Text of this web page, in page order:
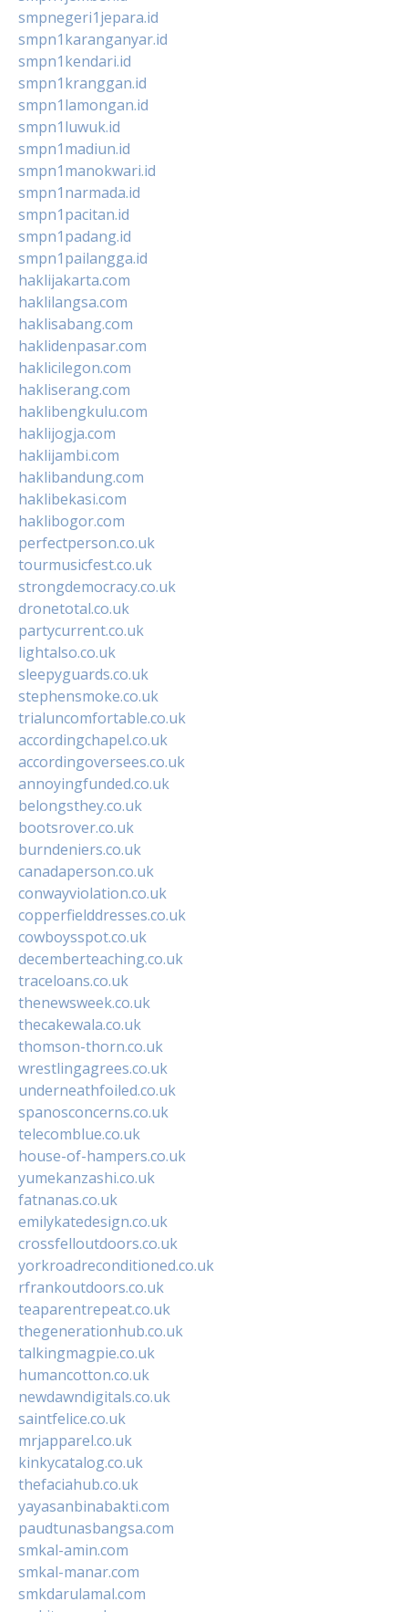
smpnegeri1jepara.id
smpn1karanganyar.id
smpn1kendari.id
smpn1kranggan.id
smpn1lamongan.id
smpn1luwuk.id
smpn1madiun.id
smpn1manokwari.id
smpn1narmada.id
smpn1pacitan.id
smpn1padang.id
smpn1pailangga.id
haklijakarta.com
haklilangsa.com
haklisabang.com
haklidenpasar.com
haklicilegon.com
hakliserang.com
haklibengkulu.com
haklijogja.com
haklijambi.com
haklibandung.com
haklibekasi.com
haklibogor.com
perfectperson.co.uk
tourmusicfest.co.uk
strongdemocracy.co.uk
dronetotal.co.uk
partycurrent.co.uk
lightalso.co.uk
sleepyguards.co.uk
stephensmoke.co.uk
trialuncomfortable.co.uk
accordingchapel.co.uk
accordingoversees.co.uk
annoyingfunded.co.uk
belongsthey.co.uk
bootsrover.co.uk
burndeniers.co.uk
canadaperson.co.uk
conwayviolation.co.uk
copperfielddresses.co.uk
cowboysspot.co.uk
decemberteaching.co.uk
traceloans.co.uk
thenewsweek.co.uk
thecakewala.co.uk
thomson-thorn.co.uk
wrestlingagrees.co.uk
underneathfoiled.co.uk
spanosconcerns.co.uk
telecomblue.co.uk
house-of-hampers.co.uk
yumekanzashi.co.uk
fatnanas.co.uk
emilykatedesign.co.uk
crossfelloutdoors.co.uk
yorkroadreconditioned.co.uk
rfrankoutdoors.co.uk
teaparentrepeat.co.uk
thegenerationhub.co.uk
talkingmagpie.co.uk
humancotton.co.uk
newdawndigitals.co.uk
saintfelice.co.uk
mrjapparel.co.uk
kinkycatalog.co.uk
thefaciahub.co.uk
yayasanbinabakti.com
paudtunasbangsa.com
smkal-amin.com
smkal-manar.com
smkdarulamal.com